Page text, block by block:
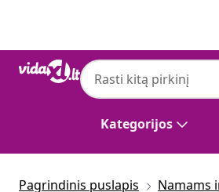
Kategorijos
Pagrindinis puslapis Namams